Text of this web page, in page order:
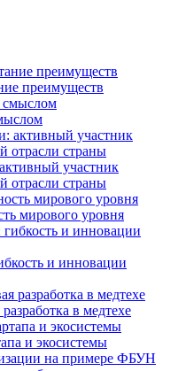
преимуществ
участник
отрасли страны
мирового уровня
и инновации
в медтехе
и экосистемы